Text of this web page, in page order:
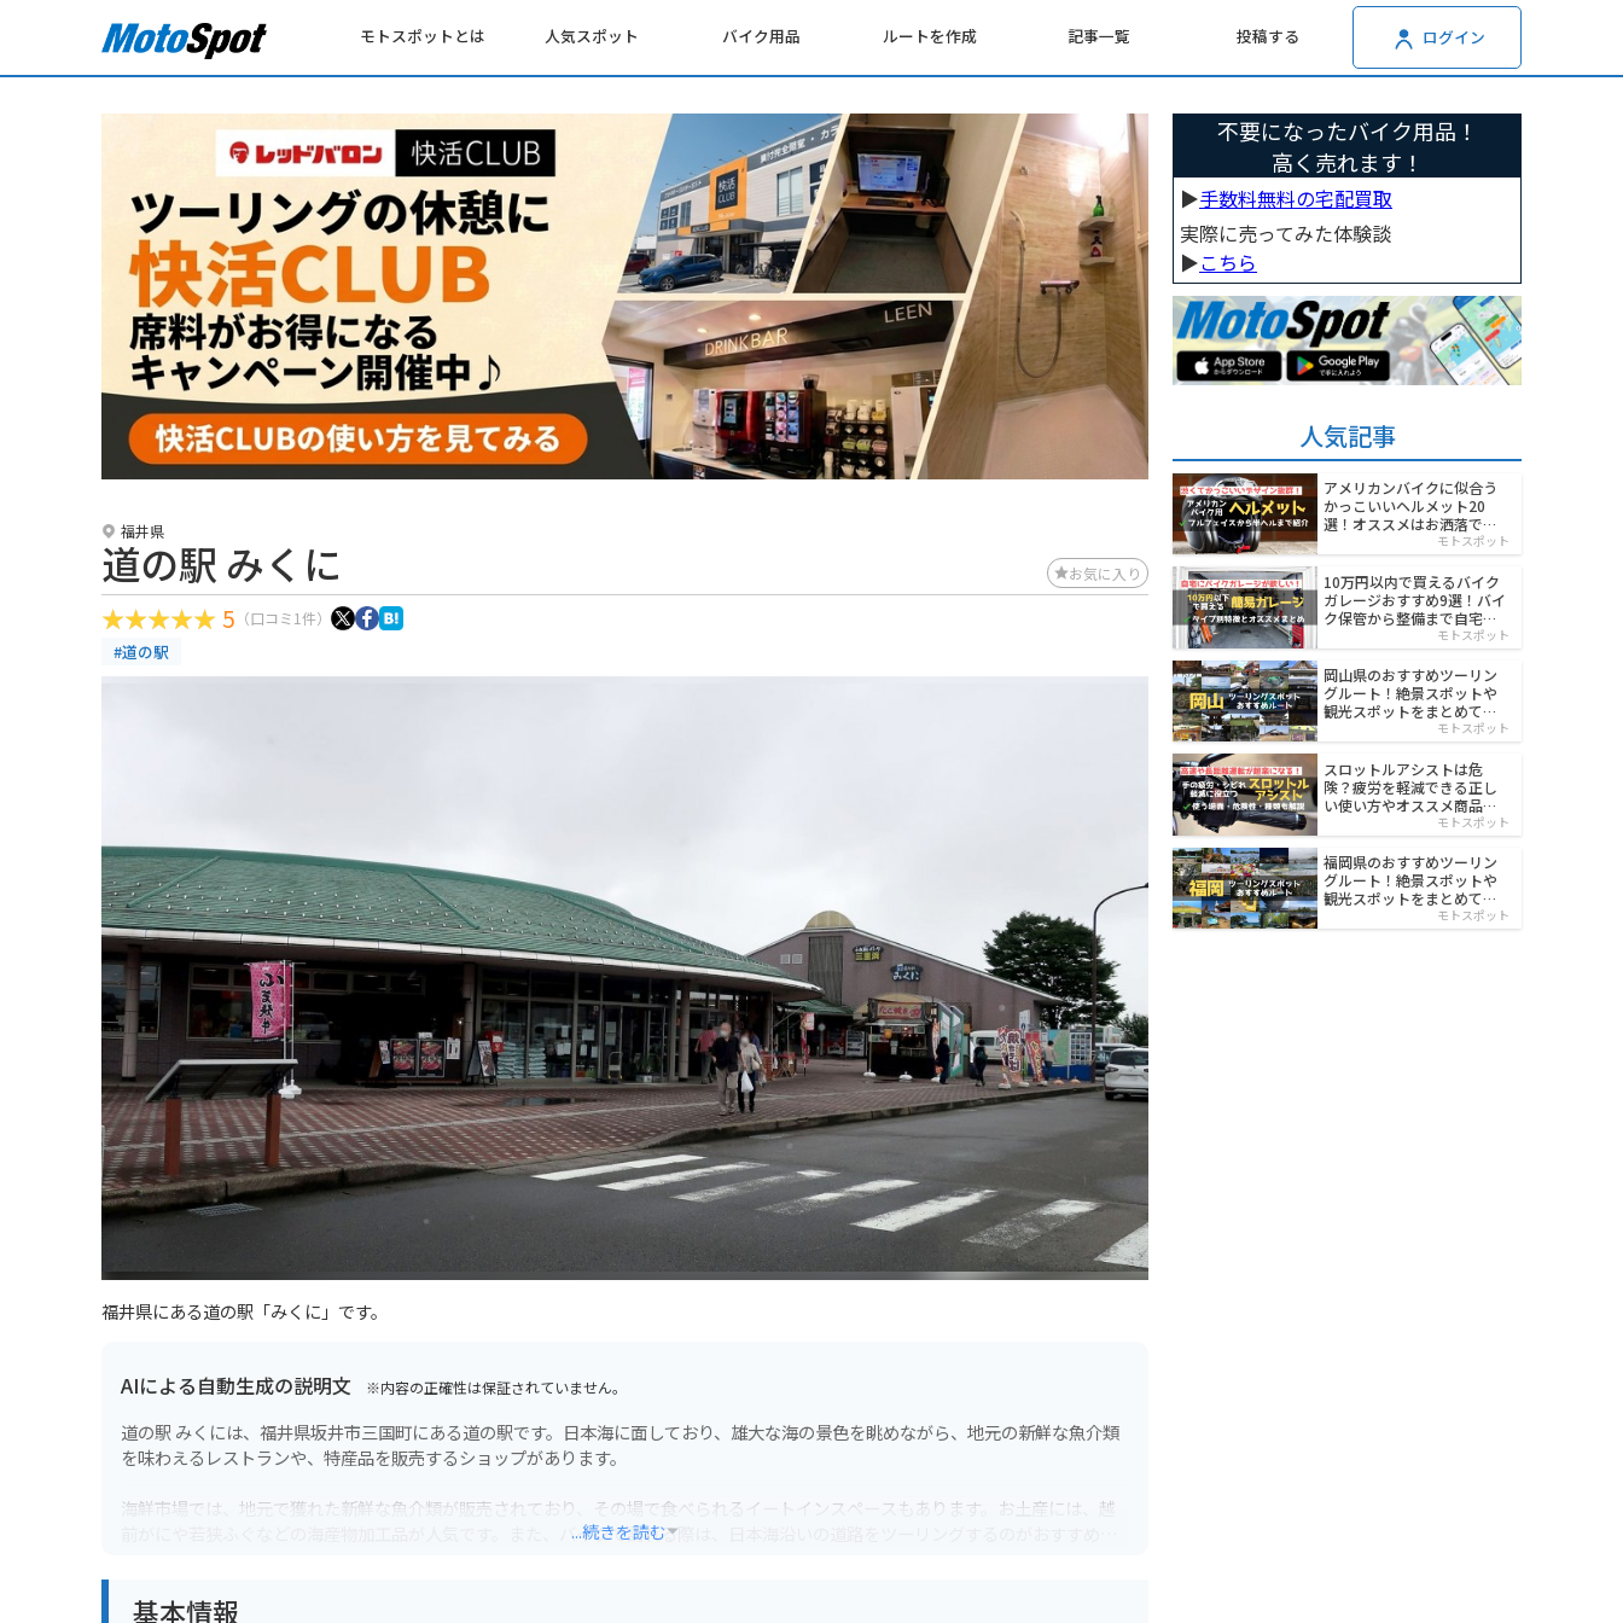
モトスポットとは 人気スポット バイク用品 ルートを作成 記事一覧 投稿する ログイン
福井県
道の駅 みくに お気に入り
5 （口コミ1件）
#道の駅
福井県にある道の駅「みくに」です。
AIによる自動生成の説明文 ※内容の正確性は保証されていません。
道の駅 みくには、福井県坂井市三国町にある道の駅です。日本海に面しており、雄大な海の景色を眺めながら、地元の新鮮な魚介類
を味わえるレストランや、特産品を販売するショップがあります。
海鮮市場では、地元で獲れた新鮮な魚介類が販売されており、その場で食べられるイートインスペースもあります。お土産には、越
前がにや若狭ふぐなどの海産物加工品が人気です。また、バイクで訪れる際は、日本海沿いの道路をツーリングするのがおすすめで
...続きを読む
基本情報
不要になったバイク用品！
高く売れます！
▶︎手数料無料の宅配買取
実際に売ってみた体験談
▶︎こちら
人気記事
アメリカンバイクに似合う
かっこいいヘルメット20
選！オススメはお洒落でワ
モトスポット
10万円以内で買えるバイク
ガレージおすすめ9選！バイ
ク保管から整備まで自宅で
モトスポット
岡山県のおすすめツーリン
グルート！絶景スポットや
観光スポットをまとめて紹
モトスポット
スロットルアシストは危
険？疲労を軽減できる正し
い使い方やオススメ商品を
モトスポット
福岡県のおすすめツーリン
グルート！絶景スポットや
観光スポットをまとめて紹
モトスポット